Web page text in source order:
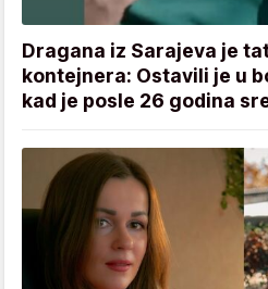
Dragana iz Sarajeva je
kontejnera: Ostavili je u
kad je posle 26 godina